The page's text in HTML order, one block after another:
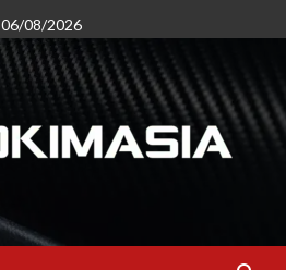
06/08/2026